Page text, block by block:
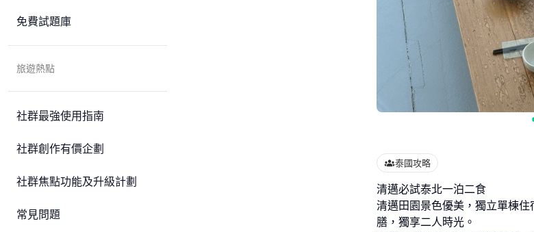
免費試題庫
旅遊熱點
社群最強使用指南
社群創作有價企劃
社群焦點功能及升級計劃
常見問題
泰國攻略
清邁必試泰北一泊二食
清邁田園景色優美，獨立單棟
膳，獨享二人時光。